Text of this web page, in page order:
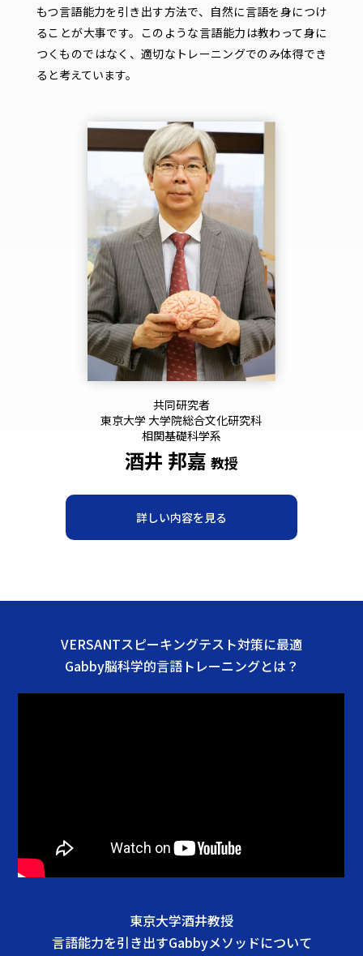
共同研究者
東京大学 大学院総合文化研究科
相関基礎科学系
酒井 邦嘉 教授
詳しい内容を見る
もつ言語能力を引き出す方法で、自然に言語を身につけ
ることが大事です。このような言語能力は教わって身に
つくものではなく、適切なトレーニングでのみ体得でき
ると考えています。
VERSANTスピーキングテスト対策に最適
Gabby脳科学的言語トレーニングとは？
東京大学酒井教授
言語能力を引き出すGabbyメソッドについて